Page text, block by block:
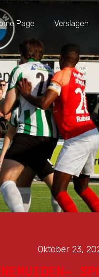
Page Verslagen
Oktober 23,